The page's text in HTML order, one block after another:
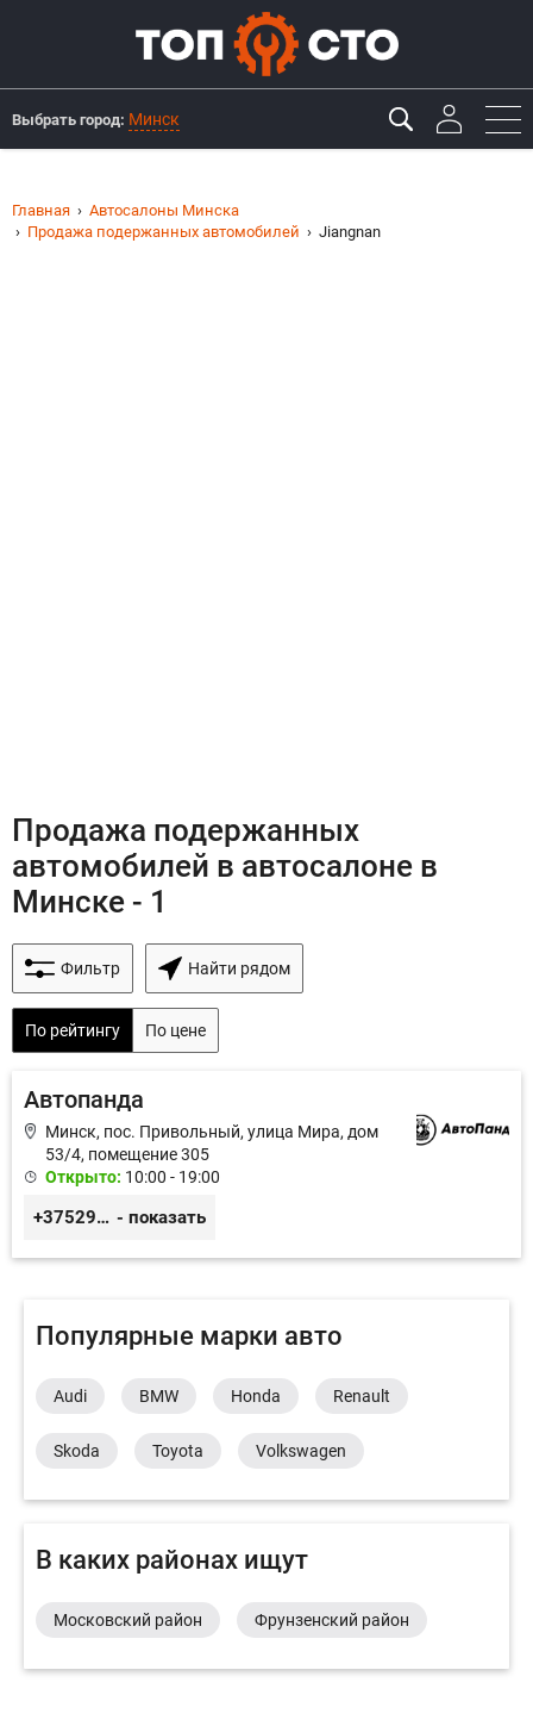
Выбрать город: Минск
Главная
Автосалоны Минска
Продажа подержанных автомобилей
Jiangnan
Продажа подержанных
автомобилей в автосалоне в
Минске - 1
Фильтр Найти рядом
По рейтингу По цене
Автопанда
Минск, пос. Привольный, улица Мира, дом
53/4, помещение 305
Открыто: 10:00 - 19:00
+375296605852 - показать
Популярные марки авто
Audi BMW Honda Renault
Skoda Toyota Volkswagen
В каких районах ищут
Московский район Фрунзенский район